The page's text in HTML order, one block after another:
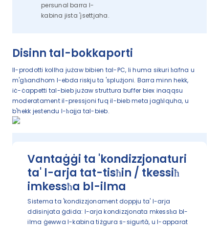
persunal barra l-
kabina jista 'jsettjaha.
Disinn tal-bokkaporti
Il-prodotti kollha jużaw bibien tal-PC, li huma sikuri ħafna u
m'għandhom l-ebda riskju ta 'splużjoni. Barra minn hekk,
iċ-ċappetti tal-bieb jużaw struttura buffer biex inaqqsu
moderatament il-pressjoni fuq il-bieb meta jagħlquha, u
b'hekk jestendu l-ħajja tal-bieb.
Vantaġġi ta 'kondizzjonaturi
ta' l-arja tat-tisħin / tkessiħ
imkessħa bl-ilma
Sistema ta 'kondizzjonament doppju ta' l-arja
ddisinjata ġdida: l-arja kondizzjonata mkessħa bl-
ilma ġewwa l-kabina tiżgura s-sigurtà, u l-apparat